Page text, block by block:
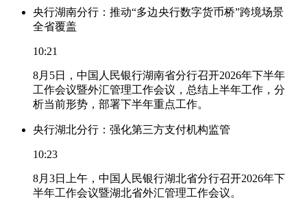
央行湖南分行：推动“多边央行数字货币桥”跨境场景
全省覆盖
10:21
8月5日，中国人民银行湖南省分行召开2026年下半年
工作会议暨外汇管理工作会议，总结上半年工作，分
析当前形势，部署下半年重点工作。
央行湖北分行：强化第三方支付机构监管
10:23
8月3日上午，中国人民银行湖北省分行召开2026年下
半年工作会议暨湖北省外汇管理工作会议。